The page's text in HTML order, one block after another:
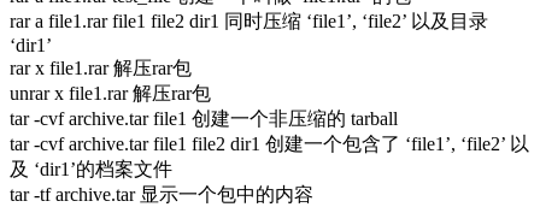
rar a file1.rar file1 file2 dir1 同时压缩 ‘file1’, ‘file2’ 以及目录
‘dir1’
rar x file1.rar 解压rar包
unrar x file1.rar 解压rar包
tar -cvf archive.tar file1 创建一个非压缩的 tarball
tar -cvf archive.tar file1 file2 dir1 创建一个包含了 ‘file1’, ‘file2’ 以
及 ‘dir1’的档案文件
tar -tf archive.tar 显示一个包中的内容